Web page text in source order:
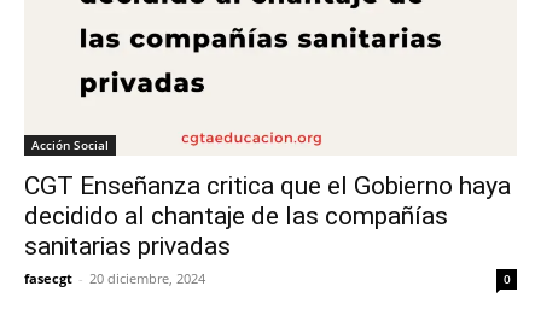
Acción Social
CGT Enseñanza critica que el Gobierno haya
decidido al chantaje de las compañías
sanitarias privadas
fasecgt - 20 diciembre, 2024 0